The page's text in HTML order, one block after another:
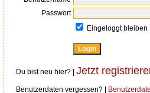
Passwort
Eingeloggt bleiben
Du bist neu hier? | Jetzt
Benutzerdaten vergessen? |